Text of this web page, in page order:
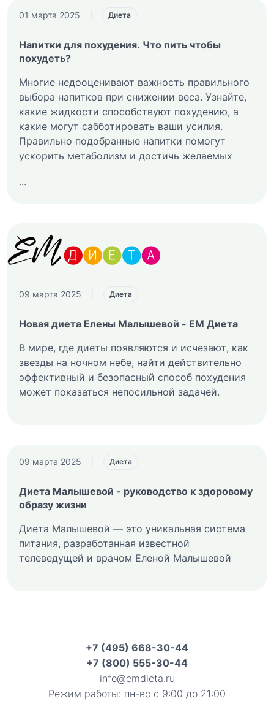
01 марта 2025 Диета
Напитки для похудения. Что пить чтобы
похудеть?
Многие недооценивают важность правильного
выбора напитков при снижении веса. Узнайте,
какие жидкости способствуют похудению, а
какие могут сабботировать ваши усилия.
Правильно подобранные напитки помогут
ускорить метаболизм и достичь желаемых
...
09 марта 2025 Диета
Новая диета Елены Малышевой - ЕМ Диета
В мире, где диеты появляются и исчезают, как
звезды на ночном небе, найти действительно
эффективный и безопасный способ похудения
может показаться непосильной задачей.
09 марта 2025 Диета
Диета Малышевой - руководство к здоровому
образу жизни
Диета Малышевой — это уникальная система
питания, разработанная известной
телеведущей и врачом Еленой Малышевой
+7 (495) 668-30-44
+7 (800) 555-30-44
info@emdieta.ru
Режим работы: пн-вс с 9:00 до 21:00